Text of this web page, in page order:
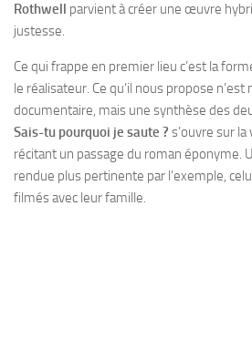
Rothwell parvient à créer une œuvre
justesse.
Ce qui frappe en premier lieu c’est la
le réalisateur. Ce qu’il nous propose
documentaire, mais une synthèse des
Sais-tu pourquoi je saute ? s’ouvre sur
récitant un passage du roman éponyme.
rendue plus pertinente par l’exemple,
filmés avec leur famille.